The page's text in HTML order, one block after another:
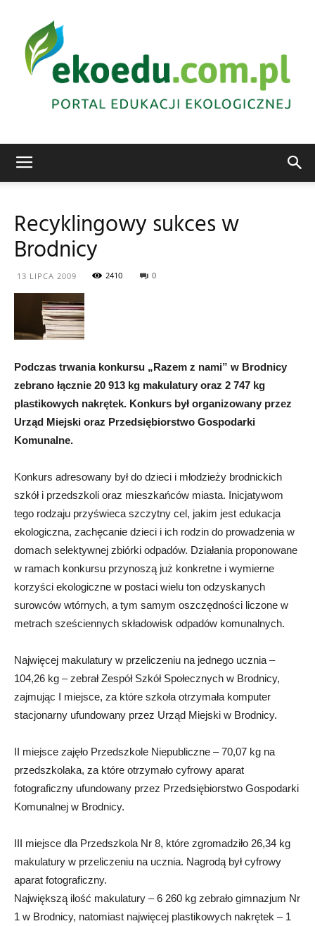
Recyklingowy sukces w
Brodnicy
13 LIPCA 2009 2410 0
Podczas trwania konkursu „Razem z nami” w Brodnicy
zebrano łącznie 20 913 kg makulatury oraz 2 747 kg
plastikowych nakrętek. Konkurs był organizowany przez
Urząd Miejski oraz Przedsiębiorstwo Gospodarki
Komunalne.
Konkurs adresowany był do dzieci i młodzieży brodnickich
szkół i przedszkoli oraz mieszkańców miasta. Inicjatywom
tego rodzaju przyświeca szczytny cel, jakim jest edukacja
ekologiczna, zachęcanie dzieci i ich rodzin do prowadzenia w
domach selektywnej zbiórki odpadów. Działania proponowane
w ramach konkursu przynoszą już konkretne i wymierne
korzyści ekologiczne w postaci wielu ton odzyskanych
surowców wtórnych, a tym samym oszczędności liczone w
metrach sześciennych składowisk odpadów komunalnych.
Najwięcej makulatury w przeliczeniu na jednego ucznia –
104,26 kg – zebrał Zespół Szkół Społecznych w Brodnicy,
zajmując I miejsce, za które szkoła otrzymała komputer
stacjonarny ufundowany przez Urząd Miejski w Brodnicy.
II miejsce zajęło Przedszkole Niepubliczne – 70,07 kg na
przedszkolaka, za które otrzymało cyfrowy aparat
fotograficzny ufundowany przez Przedsiębiorstwo Gospodarki
Komunalnej w Brodnicy.
III miejsce dla Przedszkola Nr 8, które zgromadziło 26,34 kg
makulatury w przeliczeniu na ucznia. Nagrodą był cyfrowy
aparat fotograficzny.
Największą ilość makulatury – 6 260 kg zebrało gimnazjum Nr
1 w Brodnicy, natomiast najwięcej plastikowych nakrętek – 1